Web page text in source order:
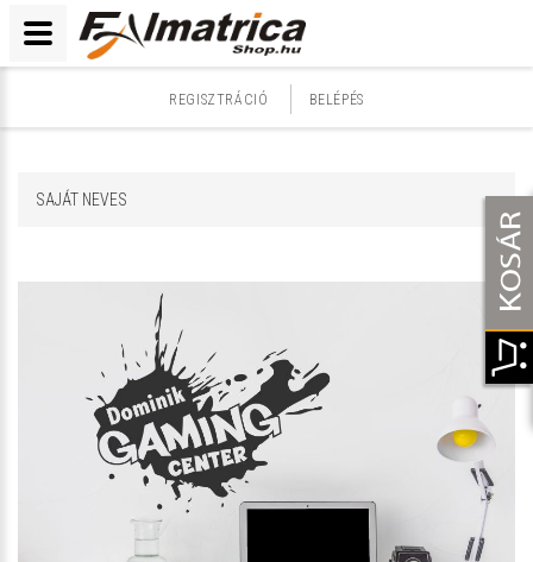
REGISZTRÁCIÓ BELÉPÉS
SAJÁT NEVES